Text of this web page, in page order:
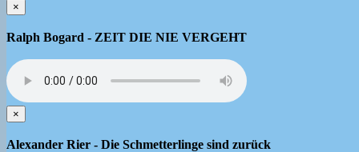
×
Ralph Bogard - ZEIT DIE NIE VERGEHT
×
Alexander Rier - Die Schmetterlinge sind zurück